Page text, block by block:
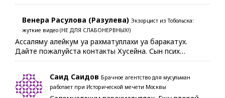
Венера Расулова (Разулева) Экзорцист из Тобольска:
жуткие видео (НЕ ДЛЯ СЛАБОНЕРВНЫХ!)
Ассаляму алейкум уа рахматуллахи уа баракатух.
Дайте пожалуйста контакты Хусейна. Сын псих…
Саид Саидов Брачное агентство для мусульман
работает при Исторической мечети Москвы